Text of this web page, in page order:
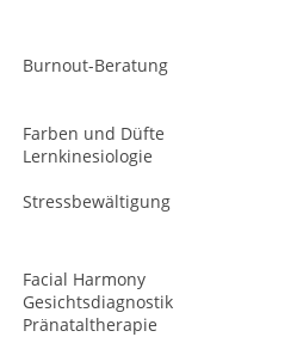
Burnout-Beratung
Farben und Düfte
Lernkinesiologie
Stressbewältigung
Facial Harmony
Gesichtsdiagnostik
Pränataltherapie